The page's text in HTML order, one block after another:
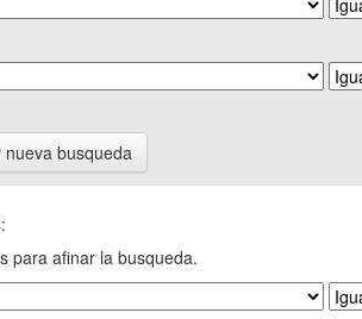
nueva busqueda
para afinar la busqueda.